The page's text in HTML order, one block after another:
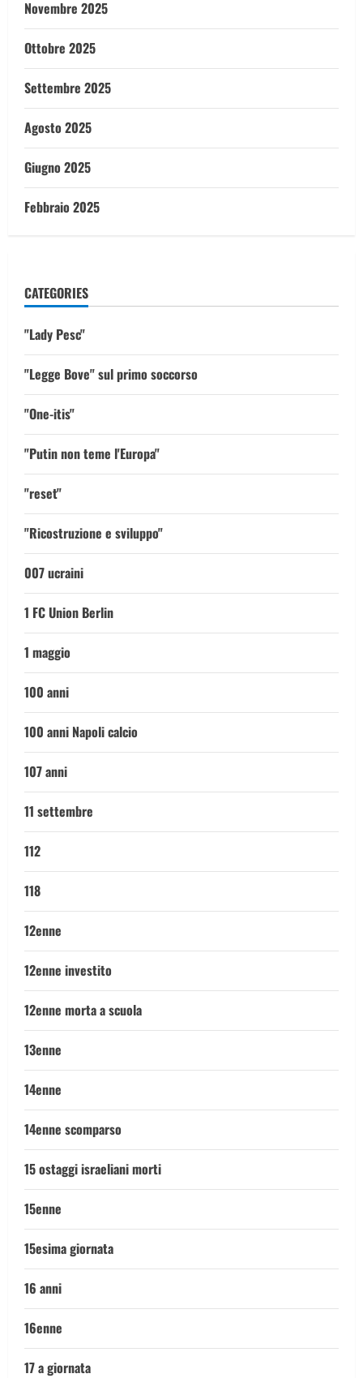
Novembre 2025
Ottobre 2025
Settembre 2025
Agosto 2025
Giugno 2025
Febbraio 2025
CATEGORIES
"Lady Pesc"
"Legge Bove" sul primo soccorso
"One-itis"
"Putin non teme l'Europa"
"reset"
"Ricostruzione e sviluppo"
007 ucraini
1 FC Union Berlin
1 maggio
100 anni
100 anni Napoli calcio
107 anni
11 settembre
112
118
12enne
12enne investito
12enne morta a scuola
13enne
14enne
14enne scomparso
15 ostaggi israeliani morti
15enne
15esima giornata
16 anni
16enne
17 a giornata